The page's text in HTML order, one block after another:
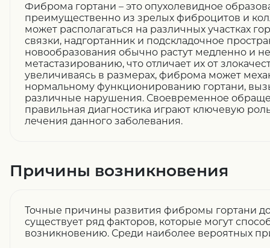
Фиброма гортани – это опухолевидное
преимущественно из зрелых фиброцитов и
может располагаться на различных участках
связки, надгортанник и подскладочное
новообразования обычно растут медленно и
метастазированию, что отличает их от
увеличиваясь в размерах, фиброма может
нормальному функционированию гортани,
различные нарушения. Своевременное
правильная диагностика играют ключевую
лечения данного заболевания.
Причины возникновения
Точные причины развития фибромы гортани
существует ряд факторов, которые могут
возникновению. Среди наиболее вероятных